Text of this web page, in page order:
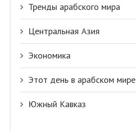
Тренды арабского мира
Центральная Азия
Экономика
Этот день в арабском мире
Южный Кавказ